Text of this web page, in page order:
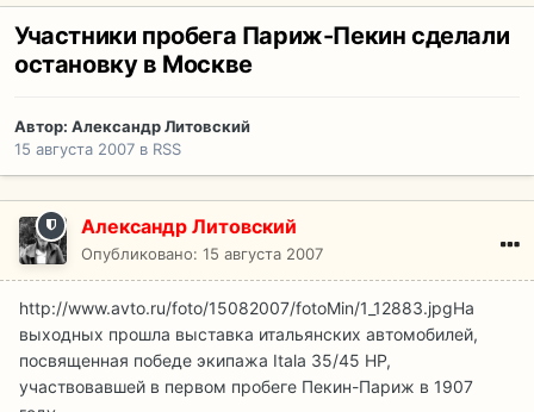
Участники пробега Париж-Пекин сделали
остановку в Москве
Автор: Александр Литовский
15 августа 2007 в RSS
Александр Литовский
Опубликовано: 15 августа 2007
http://www.avto.ru/foto/15082007/fotoMin/1_12883.jpgНа
выходных прошла выставка итальянских автомобилей,
посвященная победе экипажа Itala 35/45 HP,
участвовавшей в первом пробеге Пекин-Париж в 1907